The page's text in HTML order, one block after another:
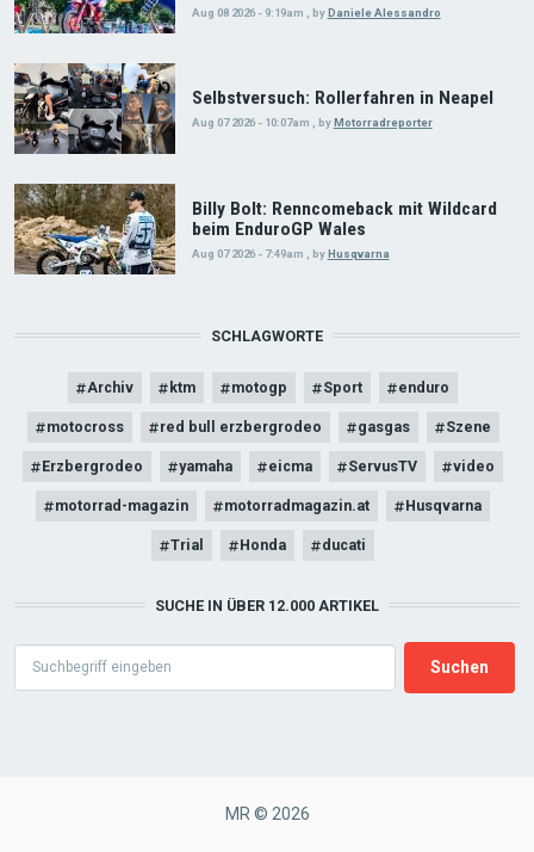
Aug 08 2026 - 9:19am byDaniele Alessandro
Selbstversuch: Rollerfahren in Neapel
Aug 07 2026 - 10:07am , byMotorradreporter
Billy Bolt: Renncomeback mit Wildcard
beim EnduroGP Wales
Aug 07 2026 - 7:49am byHusqvarna
SCHLAGWORTE
Archiv ktm motogp Sport enduro
motocross red bull erzbergrodeo gasgas Szene
Erzbergrodeo yamaha eicma ServusTV video
motorrad-magazin motorradmagazin.at Husqvarna
Trial Honda ducati
SUCHE IN ÜBER 12.000 ARTIKEL
MR © 2026